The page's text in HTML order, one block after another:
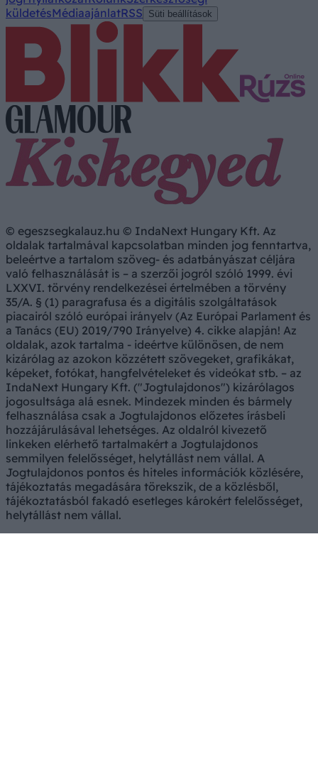
küldetésMédiaajánlatRSS Süti beállítások
© egeszsegkalauz.hu © IndaNext Hungary Kft. Az
oldalak tartalmával kapcsolatban minden jog fenntartva,
beleértve a tartalom szöveg- és adatbányászat céljára
való felhasználását is – a szerzői jogról szóló 1999. évi
LXXVI. törvény rendelkezései értelmében a törvény
35/A. § (1) paragrafusa és a digitális szolgáltatások
piacairól szóló európai irányelv (Az Európai Parlament és
a Tanács (EU) 2019/790 Irányelve) 4. cikke alapján! Az
oldalak, azok tartalma - ideértve különösen, de nem
kizárólag az azokon közzétett szövegeket, grafikákat,
képeket, fotókat, hangfelvételeket és videókat stb. – az
IndaNext Hungary Kft. ("Jogtulajdonos") kizárólagos
jogosultsága alá esnek. Mindezek minden és bármely
felhasználása csak a Jogtulajdonos előzetes írásbeli
hozzájárulásával lehetséges. Az oldalról kivezető
linkeken elérhető tartalmakért a Jogtulajdonos
semmilyen felelősséget, helytállást nem vállal. A
Jogtulajdonos pontos és hiteles információk közlésére,
tájékoztatás megadására törekszik, de a közlésből,
tájékoztatásból fakadó esetleges károkért felelősséget,
helytállást nem vállal.